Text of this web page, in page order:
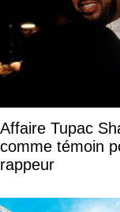
Affaire Tupac
comme témoin
rappeur